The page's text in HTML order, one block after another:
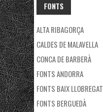
FONTS
ALTA RIBAGORÇA
CALDES DE MALAVELLA
CONCA DE BARBERÀ
FONTS ANDORRA
FONTS BAIX LLOBREGAT
FONTS BERGUEDÀ